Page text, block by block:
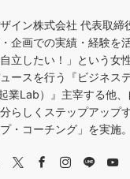
イン株式会社 代表取
企画での実績・経験を活
自立したい！」という女
ースを行う『ビジネス
業Lab）』主宰する他、
らしくステップアップ
・コーチング」を実施。